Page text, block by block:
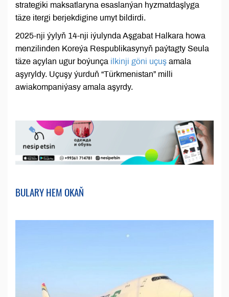
strategiki maksatlaryna esaslanýan hyzmatdaşlyga
täze itergi berjekdigine umyt bildirdi.
2025-nji ýylyň 14-nji iýulynda Aşgabat Halkara howa
menzilinden Koreýa Respublikasynyň paýtagty Seula
täze açylan ugur boýunça ilkinji göni uçuş amala
aşyryldy. Uçuşy ýurduň “Türkmenistan” milli
awiakompaniýasy amala aşyrdy.
BULARY HEM OKAŇ